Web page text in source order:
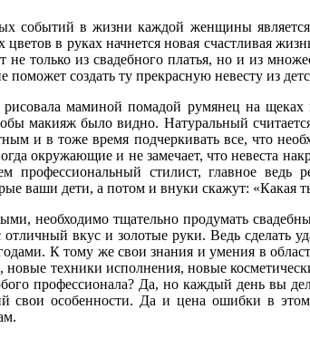
событий в жизни каждой женщины является
цветов в руках начнется новая счастливая
не только из свадебного платья, но и из
создать ту прекрасную невесту из
маминой помадой румянец на щеках
макияж было видно. Натуральный
и в тоже время подчеркивать все, что
окружающие и не замечает, что невеста
профессиональный стилист, главное ведь
ваши дети, а потом и внуки скажут: «Какая
необходимо тщательно продумать
отличный вкус и золотые руки. Ведь сделать
К тому же свои знания и умения в
техники исполнения, новые
профессионала? Да, но каждый день вы
особенности. Да и цена ошибки в этом